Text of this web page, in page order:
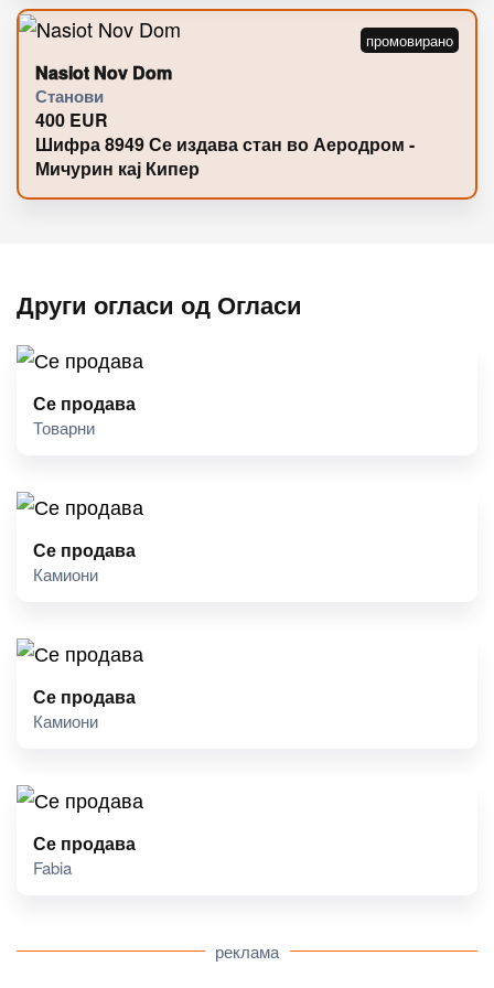
Nasiot Nov Dom
Станови
400 EUR
Шифра 8949 Се издава стан во Аеродром -
Мичурин кај Кипер
Други огласи од Огласи
Се продава
Товарни
Се продава
Камиони
Се продава
Камиони
Се продава
Fabia
реклама